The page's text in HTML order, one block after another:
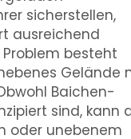
sicherstellen,
ausreichend
Problem besteht
Gelände
Baichen-
sind, kann
oder unebenem